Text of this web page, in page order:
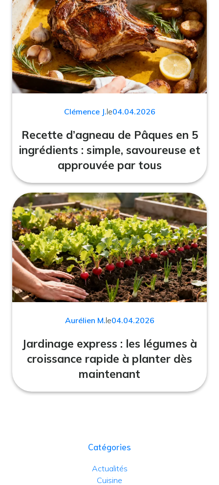
Clémence J.le04.04.2026
Recette d’agneau de Pâques en 5
ingrédients : simple, savoureuse et
approuvée par tous
Aurélien M.le04.04.2026
Jardinage express : les légumes à
croissance rapide à planter dès
maintenant
Catégories
Actualités
Cuisine